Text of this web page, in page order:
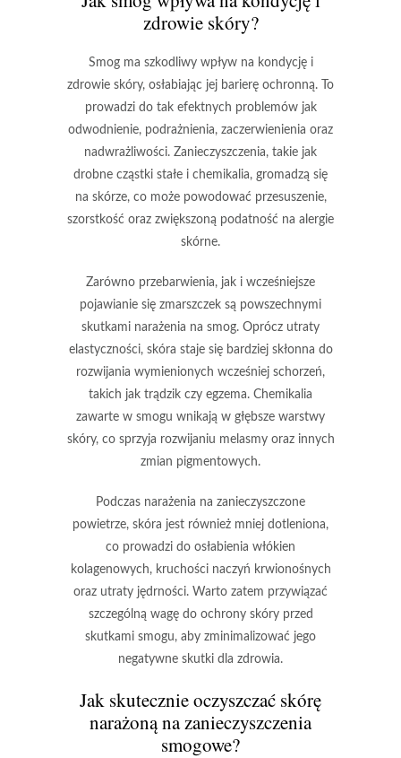
zdrowie skóry?
Smogma szkodliwy wpływ na kondycję i
zdrowie skóry, osłabiając jej barierę ochronną. To
prowadzi do tak efektnych problemów jak
odwodnienie, podrażnienia, zaczerwienienia oraz
nadwrażliwości. Zanieczyszczenia, takie jak
drobne cząstki stałe i chemikalia, gromadzą się
na skórze, co może powodować przesuszenie,
szorstkość oraz zwiększoną podatność na alergie
skórne.
Zarówno przebarwienia, jak i wcześniejsze
pojawianie się zmarszczek są powszechnymi
skutkami narażenia na smog. Oprócz utraty
elastyczności, skóra staje się bardziej skłonna do
rozwijania wymienionych wcześniej schorzeń,
takich jak trądzik czy egzema. Chemikalia
zawarte w smogu wnikają w głębsze warstwy
skóry, co sprzyja rozwijaniu melasmyoraz innych
zmian pigmentowych.
Podczas narażenia na zanieczyszczone
powietrze, skóra jest również mniej dotleniona,
co prowadzi do osłabienia włókien
kolagenowych, kruchości naczyń krwionośnych
oraz utraty jędrności. Warto zatem przywiązać
szczególną wagę do ochrony skóry przed
skutkami smogu, aby zminimalizować jego
negatywne skutki dla zdrowia.
Jak skutecznie oczyszczać skórę
narażoną na zanieczyszczenia
smogowe?